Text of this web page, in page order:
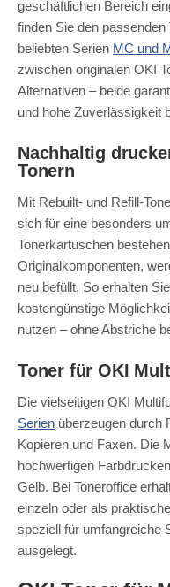
geschäftlichen Bereich
finden Sie den
beliebten Serien MC und
zwischen originalen OKI
Alternativen – beide
und hohe Zuverlässigkeit
Nachhaltig
Tonern
Mit Rebuilt- und Refill-
sich für eine besonders
Tonerkartuschen
Originalkomponenten,
neu befüllt. So erhalten
kostengünstige
nutzen – ohne Abstriche
Toner für OKI
Die vielseitigen OKI
Serien überzeugen durch
Kopieren und Faxen. Die
hochwertigen
Gelb. Bei Toneroffice
einzeln oder als
speziell für umfangreiche
ausgelegt.